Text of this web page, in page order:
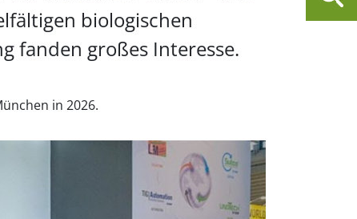
biologischen
fanden großes Interesse.
in 2026.